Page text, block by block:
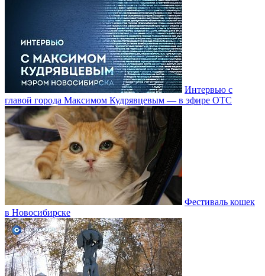
Интервью с
главой города Максимом Кудрявцевым — в эфире ОТС
Фестиваль кошек
в Новосибирске